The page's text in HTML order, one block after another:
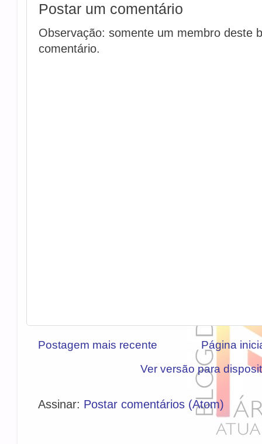
Postar um comentário
Observação: somente um membro deste
comentário.
Postagem mais recente
Página
Ver versão para
Assinar: Postar comentários (Atom)